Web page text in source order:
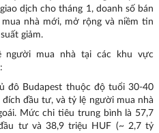
dịch cho tháng 1, doanh số bán
nhà mới, mở rộng và niềm tin
giảm.
người mua nhà tại các khu vực
đô Budapest thuộc độ tuổi 30-40
đầu tư, và tỷ lệ người mua nhà
Mức chi tiêu trung bình là 57,7
tư và 38,9 triệu HUF (~ 2,7 tỷ